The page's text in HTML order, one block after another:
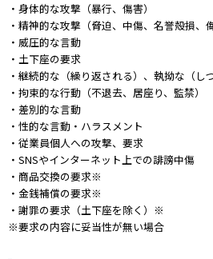
・身体的な攻撃（暴行、傷害）
・精神的な攻撃（脅迫、中傷、名誉殻損、
・威圧的な言動
・土下座の要求
・継続的な（繰り返される）、執拗な（し
・拘束的な行動（不退去、居座り、監禁）
・差別的な言動
・性的な言動・ハラスメント
・従業員個人への攻撃、要求
・SNSやインターネット上での誹謗中傷
・商品交換の要求※
・金銭補償の要求※
・謝罪の要求（土下座を除く）※
※要求の内容に妥当性が無い場合